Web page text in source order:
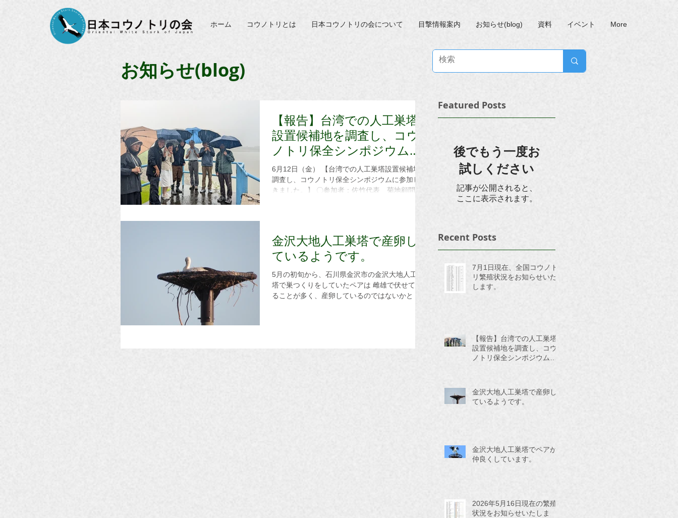
ホーム コウノトリとは 日本コウノトリの会について 目撃情報案内 お知らせ(blog) 資料 イベント More
お知らせ(blog)
【報告】台湾での人工巣塔
設置候補地を調査し、コウ
ノトリ保全シンポジウムに
参加してきました。
6月12日（金） 【台湾での人工巣塔設置候補地を
調査し、コウノトリ保全シンポジウムに参加して
きました。】 〇参加者：佐竹代表 菊地顧問
「コウノトリ愛の会中央会」との共同で2023年
に長崎県・対馬市に、2025年3月には韓国全北特
別自治道群山市（セマングム）に人工巣塔を設置
してきました。 次の一歩として、「台湾での
人工巣塔の設置・繁殖」を目標に掲げています。
台南市では、日本統治時代に八田與一技師が荒れ
く、毎年慰霊祭が行われるなど、土木業界を中心
金沢大地人工巣塔で産卵し
ているようです。
5月の初旬から、石川県金沢市の金沢大地人工巣
塔で巣つくりをしていたペアは 雌雄で伏せてい
ることが多く、産卵しているのではないかと 金
2024年鯖江生まれ 愛称：カガヤキ J0527(メ
Featured Posts
後でもう一度お
試しください
記事が公開されると、
ここに表示されます。
Recent Posts
7月1日現在、全国コウノト
リ繁殖状況をお知らせいた
します。
【報告】台湾での人工巣塔
設置候補地を調査し、コウ
ノトリ保全シンポジウムに
金沢大地人工巣塔で産卵し
ているようです。
金沢大地人工巣塔でペアが
仲良くしています。
2026年5月16日現在の繁殖
状況をお知らせいたしま